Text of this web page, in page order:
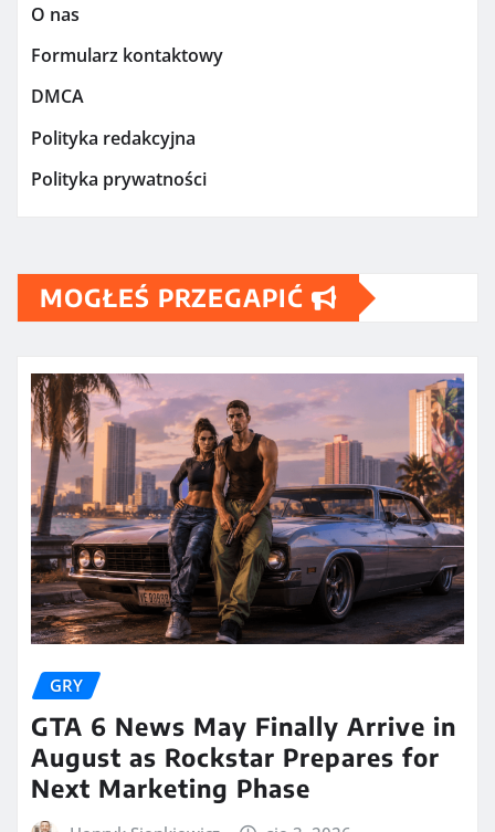
O nas
Formularz kontaktowy
DMCA
Polityka redakcyjna
Polityka prywatności
MOGŁEŚ PRZEGAPIĆ
GRY
GTA 6 News May Finally Arrive in
August as Rockstar Prepares for
Next Marketing Phase